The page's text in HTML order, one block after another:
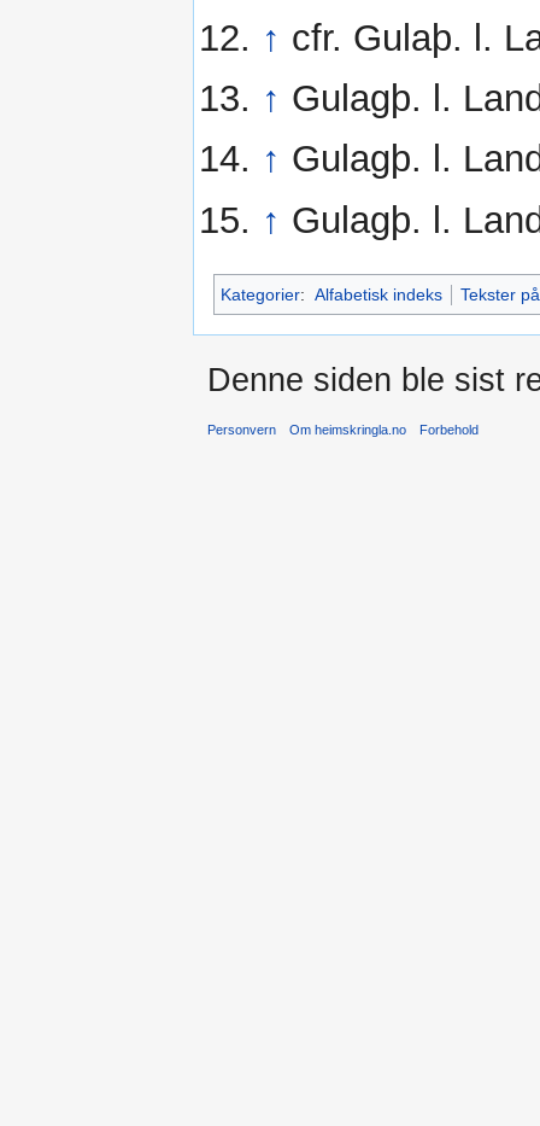
↑ cfr. Gulaþ. l.
↑ Gulagþ. l.
↑ Gulagþ. l.
↑ Gulagþ. l.
Kategorier: Alfabetisk indeks Tekster
Denne siden ble sist
Personvern Om heimskringla.no Forbehold